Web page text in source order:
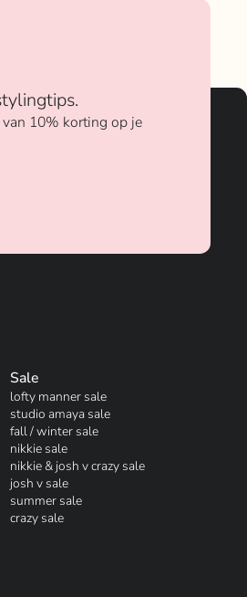
10% korting op je
Sale
lofty manner sale
studio amaya sale
fall / winter sale
nikkie sale
nikkie & josh v crazy sale
josh v sale
summer sale
crazy sale